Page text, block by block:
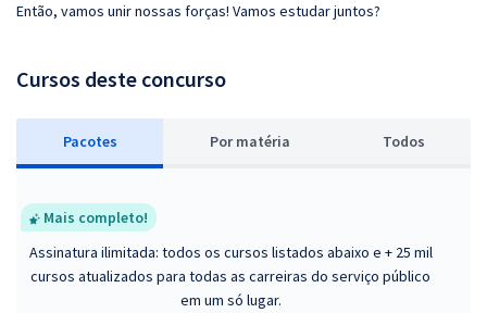
Então, vamos unir nossas forças! Vamos estudar juntos?
Cursos deste concurso
Pacotes Por matéria Todos
Mais completo!
Assinatura ilimitada: todos os cursos listados abaixo e + 25 mil
cursos atualizados para todas as carreiras do serviço público
em um só lugar.